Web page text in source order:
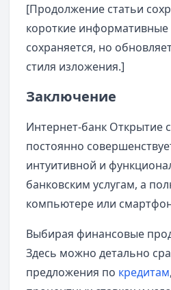
[Продолжение статьи
короткие
сохраняется, но
стиля изложения.]
Заключение
Интернет-банк Открытие
постоянно
интуитивной и
банковским услугам, а
компьютере или
Выбирая финансовые
Здесь можно детально
предложения по кредитам,